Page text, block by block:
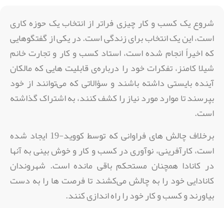
شروع یک کسب و کار چیزی فراتر از انتخاب یک حوزه کاری
است،‌ این یک انتخاب برای زندگی است. در یکی از گفتگو‌هایی
که اخیراً انجام شده است، استاد کسب و کار و تجارت خانم
شیلا کامنز،‌ تفکرات خود را درباره‌ی قابلیت هایی که مالکان
آینده بایستی داشته باشند و سؤالاتی که می‌توانند از خود
بپرسند تا موارد مورد نیاز را کشف کنند، به اشتراک گذاشته
است.
بر‌خلاف چالش های فراوانی که توسط کووید-19 ایجاد شده
است،‌ کارآفرینی، نوآوری در کسب و کار و خوش بینی به آنها
در کانادا همچنان مستحکم باقی مانده است. شهروندان
کانادایی خود را به چالش می‌کشند تا فرصت ها را به دست
بیاورند و کسب و کار خود را راه اندازی کنند.